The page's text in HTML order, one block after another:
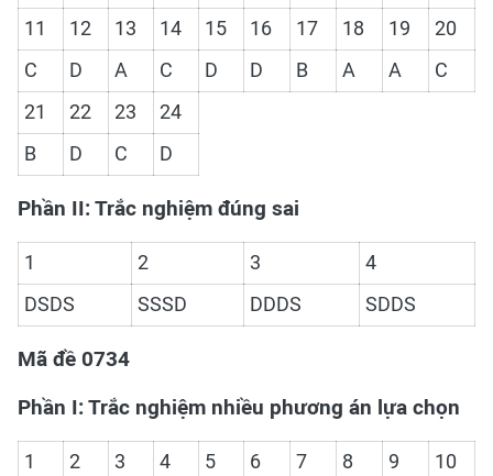
11
12 13 14 15 16 17 18 19
20
C
D A C D D B A A
C
21
22 23
24
B
D C D
Phần II: Trắc nghiệm đúng sai
1 2 3
4
DSDS
SSSD DDDS SDDS
Mã đề 0734
Phần I: Trắc nghiệm nhiều phương án lựa chọn
1 2 3 4 5 6 7 8 9 10